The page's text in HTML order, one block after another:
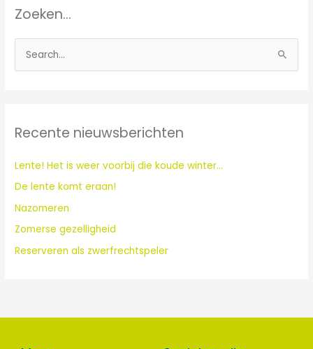
Zoeken…
o
n
a
r
:
Recente nieuwsberichten
Lente! Het is weer voorbij die koude winter…
De lente komt eraan!
Nazomeren
Zomerse gezelligheid
Reserveren als zwerfrechtspeler